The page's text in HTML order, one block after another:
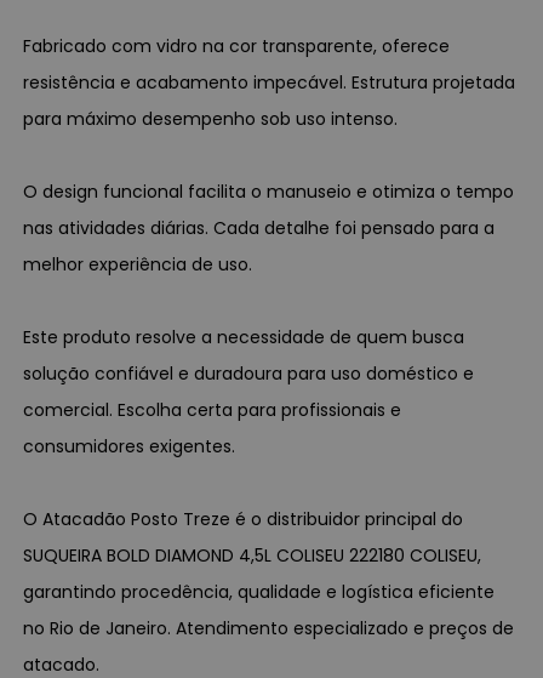
Fabricado com vidro na cor transparente, oferece
resistência e acabamento impecável. Estrutura projetada
para máximo desempenho sob uso intenso.
O design funcional facilita o manuseio e otimiza o tempo
nas atividades diárias. Cada detalhe foi pensado para a
melhor experiência de uso.
Este produto resolve a necessidade de quem busca
solução confiável e duradoura para uso doméstico e
comercial. Escolha certa para profissionais e
consumidores exigentes.
O Atacadão Posto Treze é o distribuidor principal do
SUQUEIRA BOLD DIAMOND 4,5L COLISEU 222180 COLISEU,
garantindo procedência, qualidade e logística eficiente
no Rio de Janeiro. Atendimento especializado e preços de
atacado.